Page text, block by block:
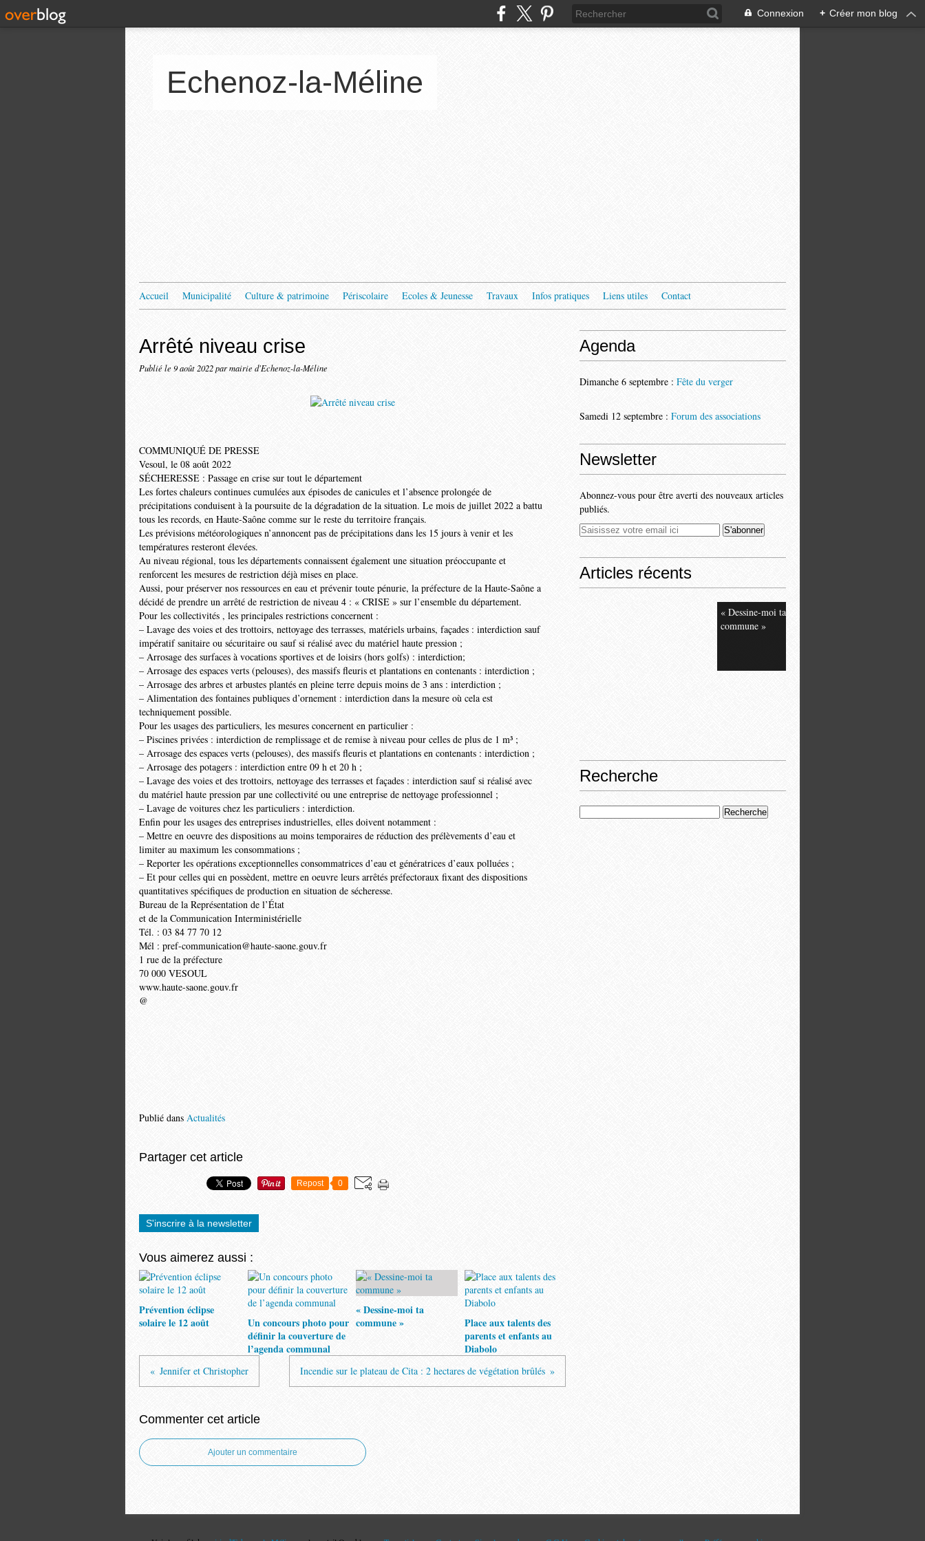
Connexion + Créer mon blog
Echenoz-la-Méline
Accueil Municipalité Culture & patrimoine Périscolaire Ecoles & Jeunesse Travaux Infos pratiques Liens utiles Contact
Arrêté niveau crise
Publié le 9 août 2022par mairie d'Echenoz-la-Méline
COMMUNIQUÉ DE PRESSE
Vesoul, le 08 août 2022
SÉCHERESSE : Passage en crise sur tout le département
Les fortes chaleurs continues cumulées aux épisodes de canicules et l’absence prolongée de
précipitations conduisent à la poursuite de la dégradation de la situation. Le mois de juillet 2022 a battu
tous les records, en Haute-Saône comme sur le reste du territoire français.
Les prévisions météorologiques n’annoncent pas de précipitations dans les 15 jours à venir et les
températures resteront élevées.
Au niveau régional, tous les départements connaissent également une situation préoccupante et
renforcent les mesures de restriction déjà mises en place.
Aussi, pour préserver nos ressources en eau et prévenir toute pénurie, la préfecture de la Haute-Saône a
décidé de prendre un arrêté de restriction de niveau 4 : « CRISE » sur l’ensemble du département.
Pour les collectivités , les principales restrictions concernent :
– Lavage des voies et des trottoirs, nettoyage des terrasses, matériels urbains, façades : interdiction sauf
impératif sanitaire ou sécuritaire ou sauf si réalisé avec du matériel haute pression ;
– Arrosage des surfaces à vocations sportives et de loisirs (hors golfs) : interdiction;
– Arrosage des espaces verts (pelouses), des massifs fleuris et plantations en contenants : interdiction ;
– Arrosage des arbres et arbustes plantés en pleine terre depuis moins de 3 ans : interdiction ;
– Alimentation des fontaines publiques d’ornement : interdiction dans la mesure où cela est
techniquement possible.
Pour les usages des particuliers, les mesures concernent en particulier :
– Piscines privées : interdiction de remplissage et de remise à niveau pour celles de plus de 1 m³ ;
– Arrosage des espaces verts (pelouses), des massifs fleuris et plantations en contenants : interdiction ;
– Arrosage des potagers : interdiction entre 09 h et 20 h ;
– Lavage des voies et des trottoirs, nettoyage des terrasses et façades : interdiction sauf si réalisé avec
du matériel haute pression par une collectivité ou une entreprise de nettoyage professionnel ;
– Lavage de voitures chez les particuliers : interdiction.
Enfin pour les usages des entreprises industrielles, elles doivent notamment :
– Mettre en oeuvre des dispositions au moins temporaires de réduction des prélèvements d’eau et
limiter au maximum les consommations ;
– Reporter les opérations exceptionnelles consommatrices d’eau et génératrices d’eaux polluées ;
– Et pour celles qui en possèdent, mettre en oeuvre leurs arrêtés préfectoraux fixant des dispositions
quantitatives spécifiques de production en situation de sécheresse.
Bureau de la Représentation de l’État
et de la Communication Interministérielle
Tél. : 03 84 77 70 12
Mél : pref-communication@haute-saone.gouv.fr
1 rue de la préfecture
70 000 VESOUL
www.haute-saone.gouv.fr
@
Publié dans Actualités
Partager cet article
Repost 0
S'inscrire à la newsletter
Vous aimerez aussi :
Prévention éclipse
solaire le 12 août
Un concours photo pour
définir la couverture de
l’agenda communal
« Dessine-moi ta
commune »
Place aux talents des
parents et enfants au
Diabolo
Jennifer et Christopher Incendie sur le plateau de Cita : 2 hectares de végétation brûlés
Commenter cet article
Ajouter un commentaire
Agenda
Dimanche 6 septembre : Fête du verger
Samedi 12 septembre : Forum des associations
Newsletter
Abonnez-vous pour être averti des nouveaux articles
publiés.
Articles récents
« Dessine-moi ta
commune »
Recherche